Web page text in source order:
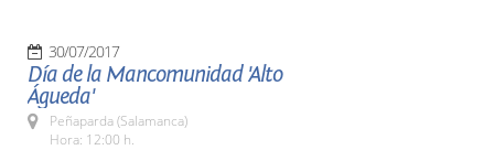
30/07/2017
Día de la Mancomunidad 'Alto
Águeda'
Peñaparda (Salamanca)
Hora: 12:00 h.